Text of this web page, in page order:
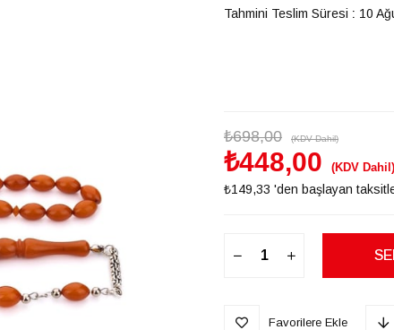
Tahmini Teslim Süresi : 10
₺698,00 (KDV Dahil)
₺448,00 (KDV Dahil)
₺149,33 'den başlayan
Favorilere Ekle